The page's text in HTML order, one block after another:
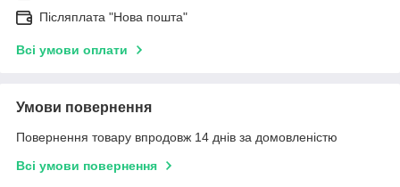
Післяплата "Нова пошта"
Всі умови оплати
Умови повернення
Повернення товару впродовж 14 днів за домовленістю
Всі умови повернення